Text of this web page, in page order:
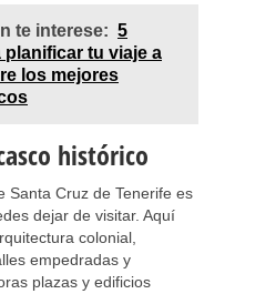
te interese: 5
tu viaje a
los mejores
histórico
Santa Cruz de Tenerife es
dejar de visitar. Aquí
colonial,
empedradas y
plazas y edificios